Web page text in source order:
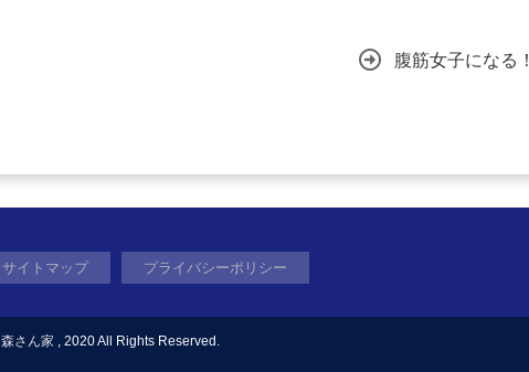
腹筋女子になる！
サイトマップ プライバシーポリシー
森さん家 , 2020 All Rights Reserved.